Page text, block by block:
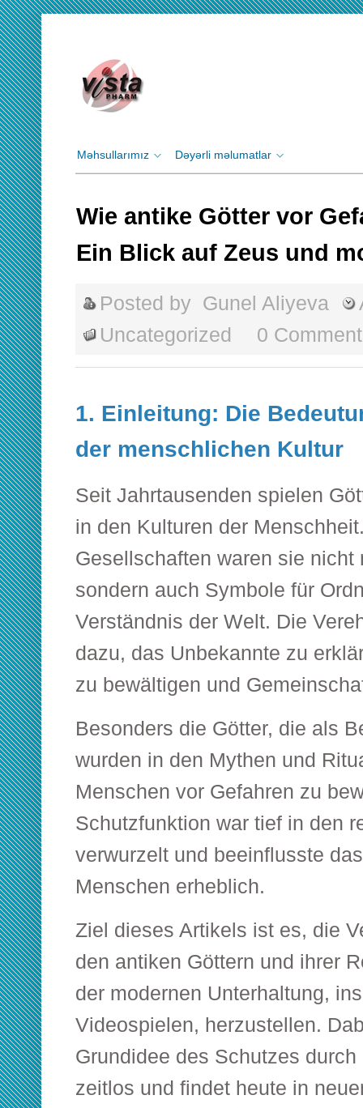
Məhsullarımız Dəyərli məlumatlar
Wie antike Götter vor
Ein Blick auf Zeus und
Posted by Gunel Aliyeva
Uncategorized
0
1. Einleitung: Die
der menschlichen Kultur
Seit Jahrtausenden spielen
in den Kulturen der
Gesellschaften waren sie nicht
sondern auch Symbole für
Verständnis der Welt. Die
dazu, das Unbekannte zu
zu bewältigen und
Besonders die Götter, die als
wurden in den Mythen und
Menschen vor Gefahren zu
Schutzfunktion war tief in den
verwurzelt und beeinflusste
Menschen erheblich.
Ziel dieses Artikels ist es, die
den antiken Göttern und ihrer
der modernen Unterhaltung,
Videospielen, herzustellen.
Grundidee des Schutzes
zeitlos und findet heute in